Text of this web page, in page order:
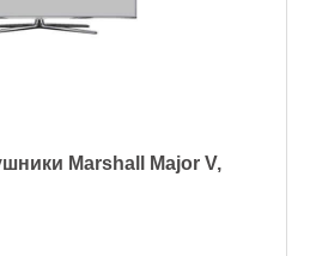
Marshall Major V,